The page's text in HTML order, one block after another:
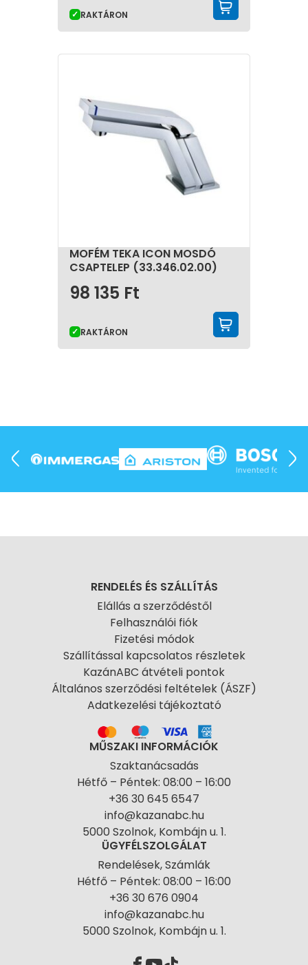
RAKTÁRON
MOFÉM TEKA ICON MOSDÓ
CSAPTELEP (33.346.02.00)
98 135 Ft
RAKTÁRON
RENDELÉS ÉS SZÁLLÍTÁS
Elállás a szerződéstől
Felhasználói fiók
Fizetési módok
Szállítással kapcsolatos részletek
KazánABC átvételi pontok
Általános szerződési feltételek (ÁSZF)
Adatkezelési tájékoztató
MŰSZAKI INFORMÁCIÓK
Szaktanácsadás
Hétfő – Péntek: 08:00 – 16:00
+36 30 645 6547
info@kazanabc.hu
5000 Szolnok, Kombájn u. 1.
ÜGYFÉLSZOLGÁLAT
Rendelések, Számlák
Hétfő – Péntek: 08:00 – 16:00
+36 30 676 0904
info@kazanabc.hu
5000 Szolnok, Kombájn u. 1.